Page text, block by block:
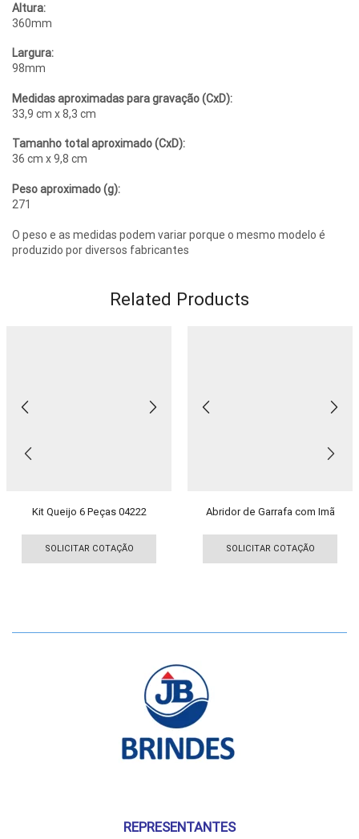
Altura:
360mm
Largura:
98mm
Medidas aproximadas para gravação (CxD):
33,9 cm x 8,3 cm
Tamanho total aproximado (CxD):
36 cm x 9,8 cm
Peso aproximado (g):
271
O peso e as medidas podem variar porque o mesmo modelo é
produzido por diversos fabricantes
Related Products
Kit Queijo 6 Peças 04222
SOLICITAR COTAÇÃO
tem
opções
ser
escolhidas
na
página
do
produto
Abridor de Garrafa com Imã
SOLICITAR COTAÇÃO
tem
REPRESENTANTES